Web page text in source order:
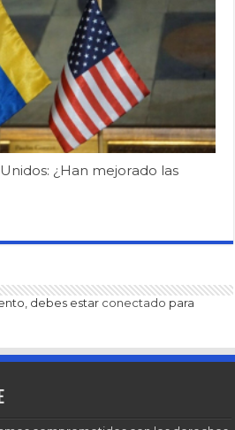
¿Han mejorado las
debes estar conectado para